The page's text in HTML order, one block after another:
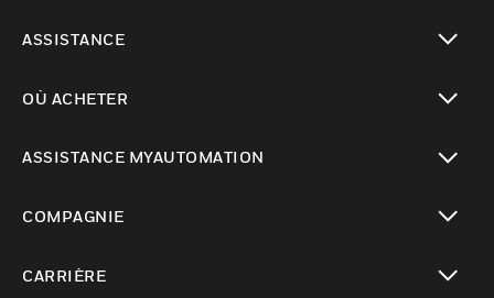
ASSISTANCE
OÙ ACHETER
ASSISTANCE MYAUTOMATION
COMPAGNIE
CARRIÈRE